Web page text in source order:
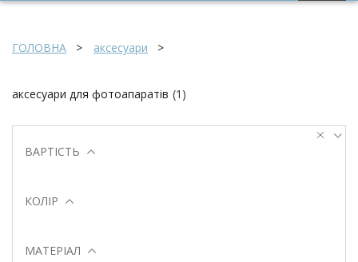
ГОЛОВНА аксесуари
аксесуари для фотоапаратів (1 )
ВАРТІСТЬ
КОЛІР
МАТЕРІАЛ